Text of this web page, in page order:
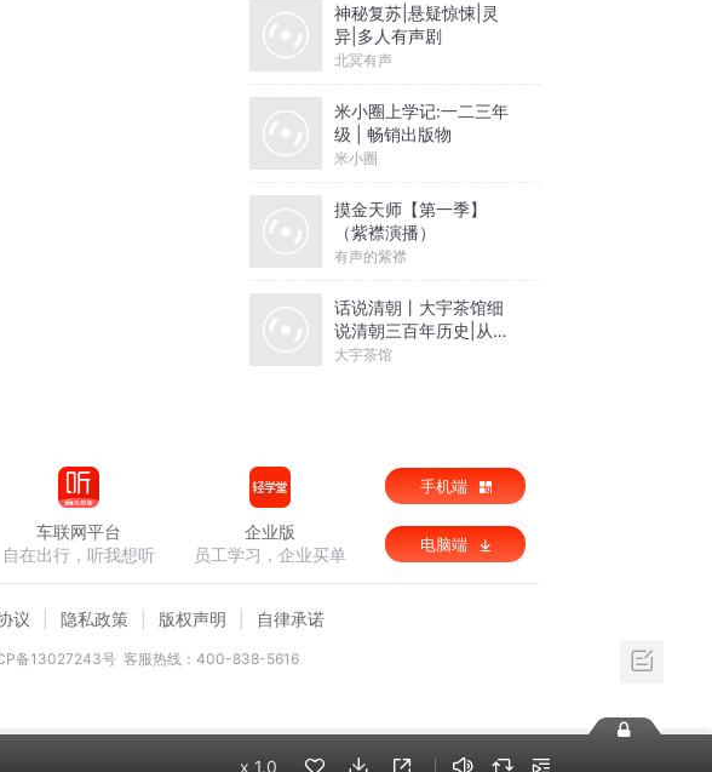
别适合那些想逆风
量手环是实实在在
神秘复苏|悬疑惊悚|灵
异|多人有声剧
北冥有声
米小圈上学记:一二三年
级 | 畅销出版物
米小圈
摸金天师【第一季】
（紫襟演播）
有声的紫襟
话说清朝丨大宇茶馆细
说清朝三百年历史|从努
尔哈赤到末代皇帝溥仪|
大宇茶馆
x 1.0
车联网平台
自在出行，听我想听
企业版
员工学习，企业买单
手机端
电脑端
议 隐私政策 版权声明 自律承诺
备13027243号 客服热线：400-838-5616